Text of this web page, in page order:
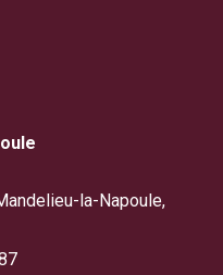
la-Napoule,